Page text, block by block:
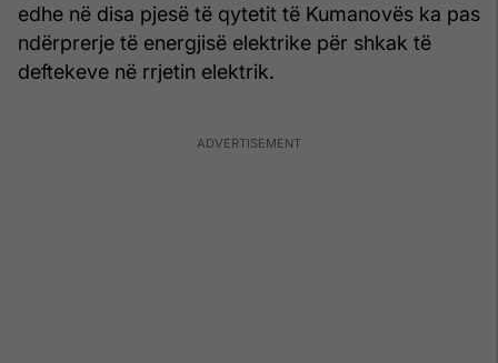
edhe në disa pjesë të qytetit të Kumanovës ka pas
ndërprerje të energjisë elektrike për shkak të
deftekeve në rrjetin elektrik.